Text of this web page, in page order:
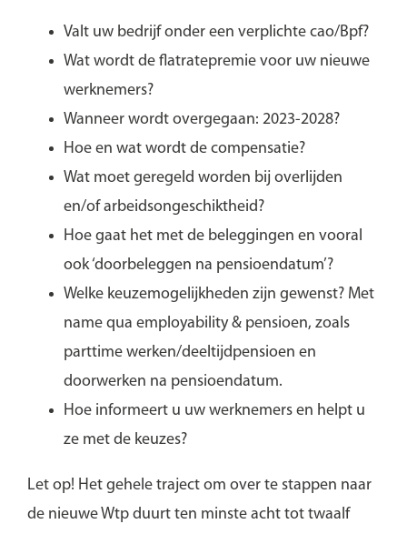
Valt uw bedrijf onder een verplichte cao/Bpf?
Wat wordt de flatratepremie voor uw nieuwe
werknemers?
Wanneer wordt overgegaan: 2023-2028?
Hoe en wat wordt de compensatie?
Wat moet geregeld worden bij overlijden
en/of arbeidsongeschiktheid?
Hoe gaat het met de beleggingen en vooral
ook ‘doorbeleggen na pensioendatum’?
Welke keuzemogelijkheden zijn gewenst? Met
name qua employability & pensioen, zoals
parttime werken/deeltijdpensioen en
doorwerken na pensioendatum.
Hoe informeert u uw werknemers en helpt u
ze met de keuzes?
Let op! Het gehele traject om over te stappen naar
de nieuwe Wtp duurt ten minste acht tot twaalf